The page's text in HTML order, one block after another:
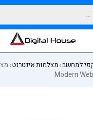
למחשב›מצלמות אינטרנט›
Modern